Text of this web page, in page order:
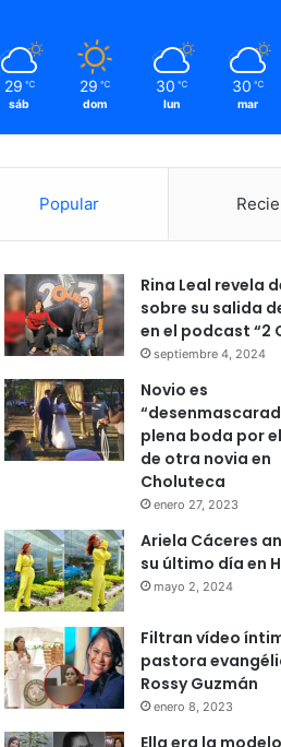
29 ℃
sáb
29 ℃
dom
30 ℃
lun
30 ℃
mar
Popular
Rina Leal revela
sobre su salida
en el podcast “2
septiembre 4, 2024
Novio es
plena boda por
de otra novia en
Choluteca
enero 27, 2023
Ariela Cáceres
su último día en
mayo 2, 2024
Filtran vídeo
pastora
Rossy Guzmán
enero 8, 2023